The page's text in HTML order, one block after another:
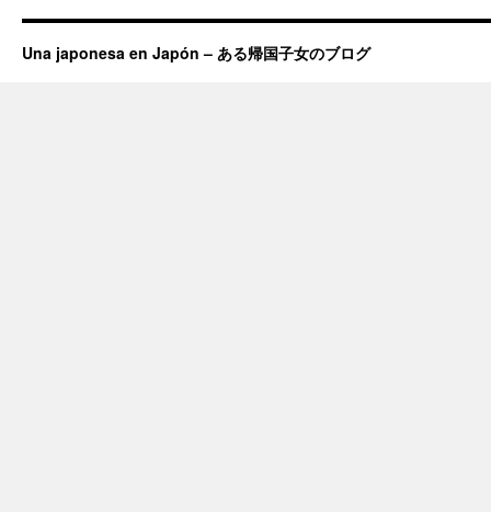
Una japonesa en Japón – ある帰国子女のブログ